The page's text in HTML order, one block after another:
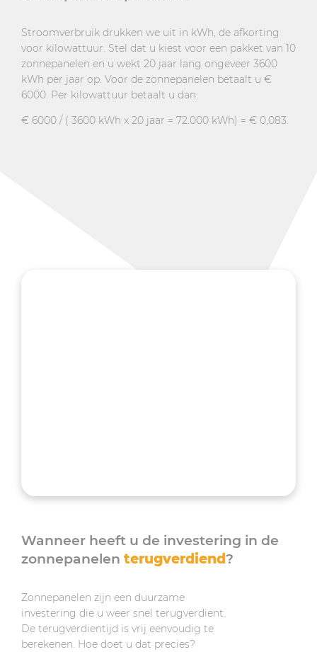
Stroomverbruik drukken we uit in kWh, de afkorting
voor kilowattuur. Stel dat u kiest voor een pakket van 10
zonnepanelen en u wekt 20 jaar lang ongeveer 3600
kWh per jaar op. Voor de zonnepanelen betaalt u €
6000. Per kilowattuur betaalt u dan:
€ 6000 / ( 3600 kWh x 20 jaar = 72.000 kWh) = € 0,083.
Wanneer heeft u de investering in de
zonnepanelen terugverdiend?
Zonnepanelen zijn een duurzame
investering die u weer snel terugverdient.
De terugverdientijd is vrij eenvoudig te
berekenen. Hoe doet u dat precies?